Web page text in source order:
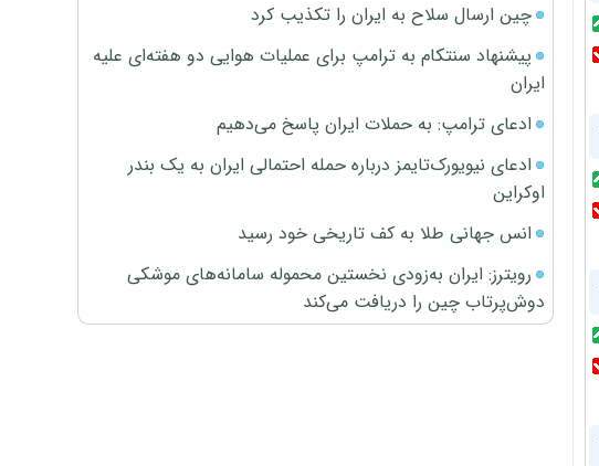
چین ارسال سلاح به ایران را تکذیب کرد
پیشنهاد سنتکام به ترامپ برای عملیات هوایی دو هفته‌ای علیه
ایران
ادعای ترامپ: به حملات ایران پاسخ می‌دهیم
ادعای نیویورک‌تایمز درباره حمله احتمالی ایران به یک بندر
اوکراین
انس جهانی طلا به کف تاریخی خود رسید
رویترز: ایران به‌زودی نخستین محموله سامانه‌های موشکی
دوش‌پرتاب چین را دریافت می‌کند